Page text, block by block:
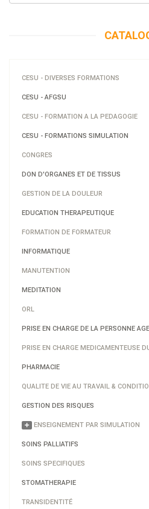
CESU - DIVERSES FORMATIONS
CESU - AFGSU
CESU - FORMATION A LA PEDAGOGIE
CESU - FORMATIONS SIMULATION
CONGRES
DON D'ORGANES ET DE TISSUS
GESTION DE LA DOULEUR
EDUCATION THERAPEUTIQUE
FORMATION DE FORMATEUR
INFORMATIQUE
MANUTENTION
MEDITATION
ORL
PRISE EN CHARGE DE LA PERSONNE
PRISE EN CHARGE MEDICAMENTEUSE
PHARMACIE
QUALITE DE VIE AU TRAVAIL &
GESTION DES RISQUES
ENSEIGNEMENT PAR SIMULATION
SOINS PALLIATIFS
SOINS SPECIFIQUES
STOMATHERAPIE
TRANSIDENTITÉ